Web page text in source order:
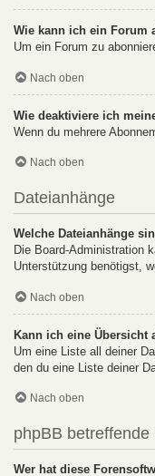
Wie kann ich ein Forum
Um ein Forum zu
Nach oben
Wie deaktiviere ich
Wenn du mehrere
Nach oben
Dateianhänge
Welche Dateianhänge
Die Board-Administration
Unterstützung benötigst,
Nach oben
Kann ich eine Übersicht
Um eine Liste all deiner
den du eine Liste deiner
Nach oben
phpBB betreffende
Wer hat diese